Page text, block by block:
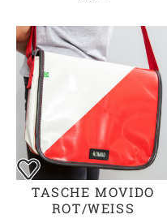
TASCHE MOVIDO
ROT/WEISS